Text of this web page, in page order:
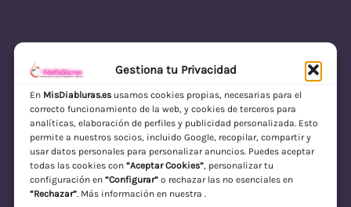
Gestiona tu Privacidad
En MisDiabluras.esusamos cookies propias, necesarias para el
correcto funcionamiento de la web, y cookies de terceros para
analíticas, elaboración de perfiles y publicidad personalizada. Esto
permite a nuestros socios, incluido Google, recopilar, compartir y
usar datos personales para personalizar anuncios. Puedes aceptar
todas las cookies con “Aceptar Cookies”, personalizar tu
configuración en “Configurar”o rechazar las no esenciales en
“Rechazar”. Más información en nuestra .
MisDiabluras | Sexshop Online con Envío
Discreto en España
Acceder